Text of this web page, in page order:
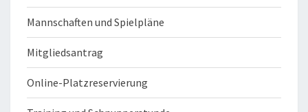
Mannschaften und Spielpläne
Mitgliedsantrag
Online-Platzreservierung